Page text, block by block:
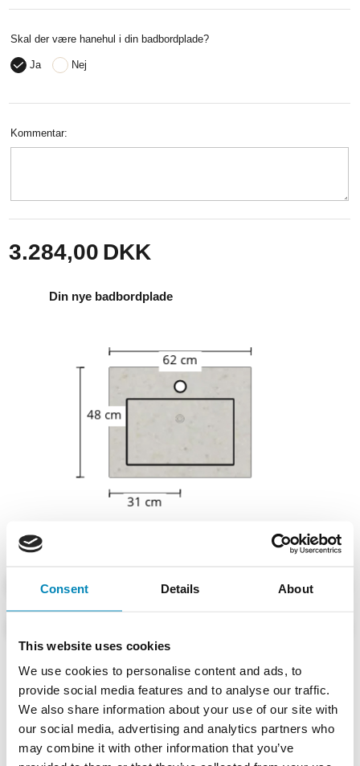
Consent Details About
This website uses cookies
We use cookies to personalise content and ads, to
provide social media features and to analyse our traffic.
We also share information about your use of our site with
our social media, advertising and analytics partners who
may combine it with other information that you’ve
Skal der være hanehul i din badbordplade?
Ja Nej
Kommentar:
3.284,00 DKK
Din nye badbordplade
INDHENT TILBUD
Dansk produceret
10 års garanti
Lev.Leveringstid ca. 20 - 30 hverdage
Mere om produktet Produktspecifikationer